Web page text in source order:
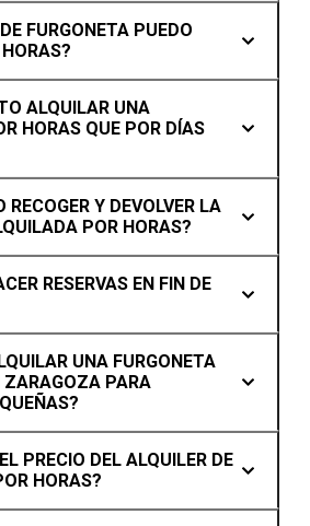
FURGONETA PUEDO
ALQUILAR UNA
HORAS QUE POR DÍAS
RECOGER Y DEVOLVER LA
POR HORAS?
RESERVAS EN FIN DE
UNA FURGONETA
ZARAGOZA PARA
PRECIO DEL ALQUILER DE
HORAS?